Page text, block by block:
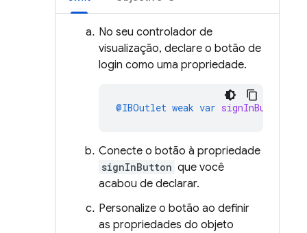
No seu controlador de
visualização, declare o botão de
login como uma propriedade.
@IBOutlet weak var signInButton
Conecte o botão à propriedade
signInButton que você
acabou de declarar.
Personalize o botão ao definir
as propriedades do objeto